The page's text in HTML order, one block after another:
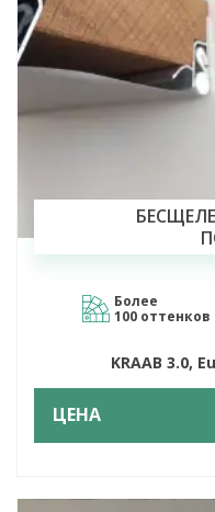
Более
100 оттенков
KRAAB 3.0,
ЦЕНА